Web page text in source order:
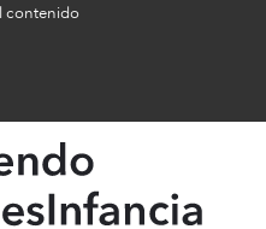
contenido